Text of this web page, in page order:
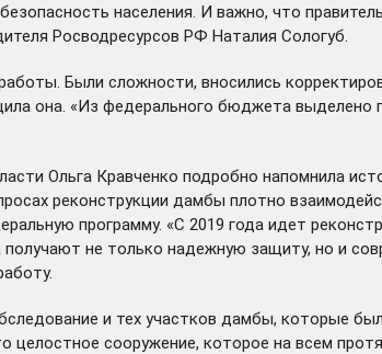
населения. И важно, что
Росводресурсов РФ Наталия Сологуб.
Были сложности, вносились
она. «Из федерального бюджета
Ольга Кравченко подробно напомнила
реконструкции дамбы плотно
программу. «С 2019 года идет
не только надежную защиту, но и
и тех участков дамбы, которые
сооружение, которое на всем